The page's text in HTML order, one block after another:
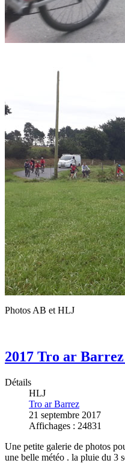
Photos AB et HLJ
2017 Tro ar
Détails
HLJ
Tro ar Barrez
21 septembre 2017
Affichages : 24831
Une petite galerie de photos
une belle météo . la pluie du 3